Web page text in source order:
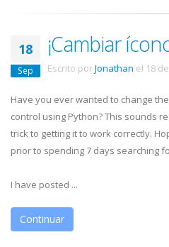
18
Sep
¡Cambiar
Escrito porJonathan el 18
Have you ever wanted to change
control using Python? This sounds
trick to getting it to work correctly.
prior to spending 7 days searching
I have posted ...
Continuar